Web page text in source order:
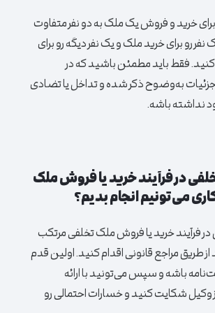
خرید و فروش یک ملک به دو نفر متفاوت
نفر رو برای خرید ملک و یک نفر دیگه رو برای
فقط باید مطمئن باشید که در
به‌وضوح ذکر شده و تداخل یا تضادی
نداشته باشه.
در فرآیند خرید یا فروش ملک
می‌تونیم انجام بدیم؟
فرآیند خرید یا فروش ملک تخلفی مرتکب
طریق مراجع قانونی اقدام کنید. اولین قدم
باشه و سپس می‌تونید با ارائه
شکایت کنید و خسارات احتمالی رو